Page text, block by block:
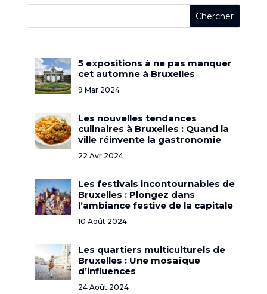
5 expositions à ne pas manquer
cet automne à Bruxelles
9 Mar 2024
Les nouvelles tendances
culinaires à Bruxelles : Quand la
ville réinvente la gastronomie
22 Avr 2024
Les festivals incontournables de
Bruxelles : Plongez dans
l’ambiance festive de la capitale
10 Août 2024
Les quartiers multiculturels de
Bruxelles : Une mosaïque
d’influences
24 Août 2024